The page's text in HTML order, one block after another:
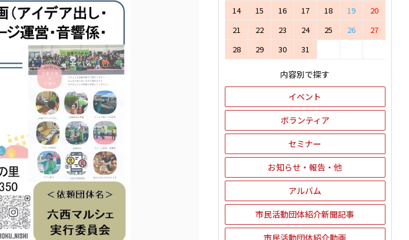
14
15 16 17 18 19
20
21
22 23 24 25 26
27
28
29 30 31
内容別で探す
イベント
ボランティア
セミナー
お知らせ・報告・他
アルバム
市民活動団体紹介新聞記事
市民活動団体紹介動画